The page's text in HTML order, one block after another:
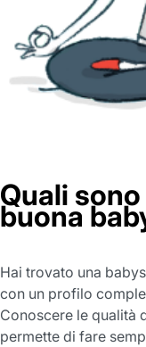
Quali
buona
Hai trovato una
con un profilo
Conoscere le qualità
permette di fare